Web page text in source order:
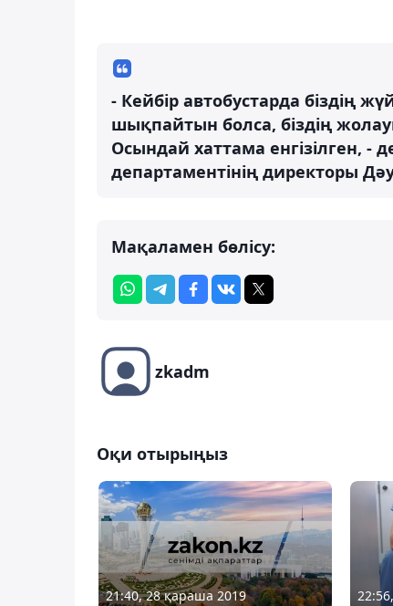
- Кейбір автобустарда біздің
шықпайтын болса, біздің
Осындай хаттама енгізілген, -
департаментінің директоры
Мақаламен бөлісу:
zkadm
Оқи отырыңыз
21:40, 28 қараша 2019